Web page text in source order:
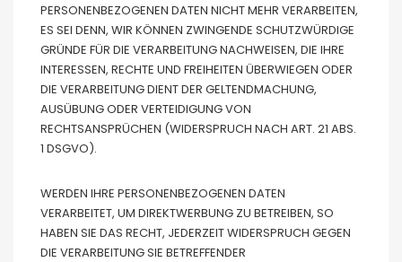
PERSONENBEZOGENEN DATEN NICHT MEHR VERARBEITEN,
ES SEI DENN, WIR KÖNNEN ZWINGENDE SCHUTZWÜRDIGE
GRÜNDE FÜR DIE VERARBEITUNG NACHWEISEN, DIE IHRE
INTERESSEN, RECHTE UND FREIHEITEN ÜBERWIEGEN ODER
DIE VERARBEITUNG DIENT DER GELTENDMACHUNG,
AUSÜBUNG ODER VERTEIDIGUNG VON
RECHTSANSPRÜCHEN (WIDERSPRUCH NACH ART. 21 ABS.
1 DSGVO).
WERDEN IHRE PERSONENBEZOGENEN DATEN
VERARBEITET, UM DIREKTWERBUNG ZU BETREIBEN, SO
HABEN SIE DAS RECHT, JEDERZEIT WIDERSPRUCH GEGEN
DIE VERARBEITUNG SIE BETREFFENDER